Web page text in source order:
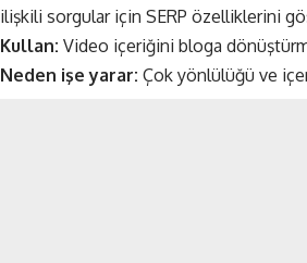
ilişkili sorgular için SERP özelliklerini
Kullan: Video içeriğini bloga
Neden işe yarar: Çok yönlülüğü ve